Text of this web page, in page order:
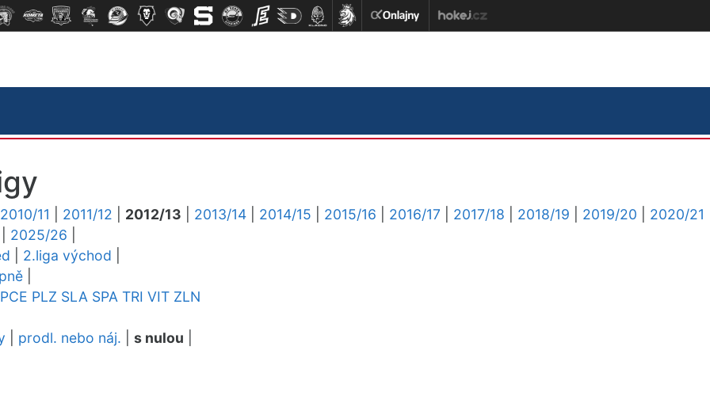
2010/11 2011/12 2012/13 2013/14 2014/15 2015/16 2016/17 2017/18 2018/19 2019/20
2020/21
2025/26
2.liga východ
PCE PLZ SLA SPA TRI VIT ZLN
prodl. nebo náj. s nulou